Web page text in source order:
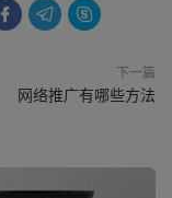
  
下一篇
网络推广有哪些方法